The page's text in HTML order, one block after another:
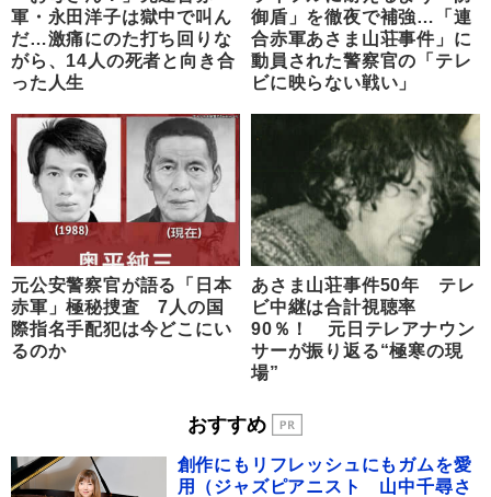
軍・永田洋子は獄中で叫ん
だ…激痛にのた打ち回りな
がら、14人の死者と向き合
った人生
御盾」を徹夜で補強…「連
合赤軍あさま山荘事件」に
動員された警察官の「テレ
ビに映らない戦い」
元公安警察官が語る「日本
赤軍」極秘捜査 7人の国
際指名手配犯は今どこにい
るのか
あさま山荘事件50年 テレ
ビ中継は合計視聴率
90％！ 元日テレアナウン
サーが振り返る“極寒の現
場”
おすすめ
創作にもリフレッシュにもガムを愛
用（ジャズピアニスト 山中千尋さ